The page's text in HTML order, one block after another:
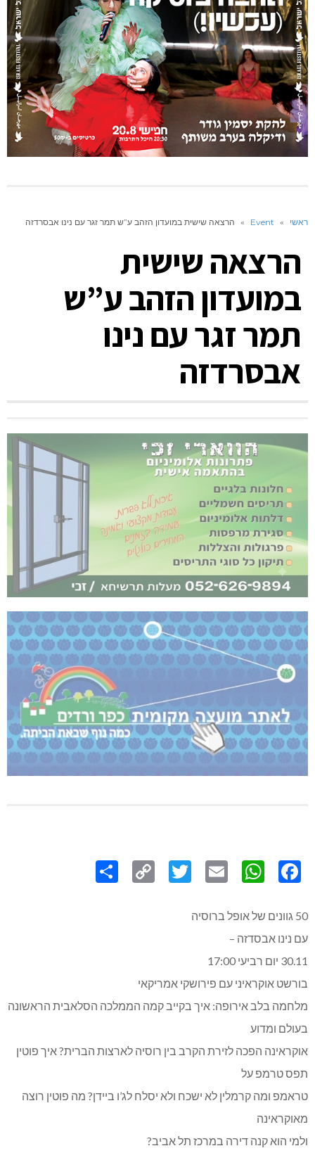
ראשי »
Event
» הרצאה שישית במועדון הזהב ע”ש תמר זגר עם נינו אבסרדזה
הרצאה שישית
במועדון הזהב ע”ש
תמר זגר עם נינו
אבסרדזה
Link
50 גוונים של אופל ברוסיה
עם נינו אבסדזה –
30.11 יום רביעי 17:00
בורשט אוקראיני עם פירושקי אמריקאי
מלחמה בלב אירופה: איך בקייב קמה הממלכה הסלאבית הראשונה
בעולם ומדוע
אוקראינה הפכה לזירת הקרב בין רוסיה לארצות הברית? איך פוטין
תפס טרמפ על
טראמפ ומה קרמלין לא ישכח ולא יסלח לג’ו ביידן? מה פוטין רוצה
מאוקראינה
ולמי הוא קנה דירה במרכז תל אביב?